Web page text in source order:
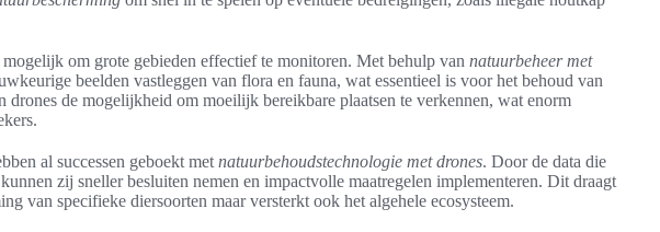
om grote gebieden effectief te monitoren. Met behulp van natuurbeheer met
beelden vastleggen van flora en fauna, wat essentieel is voor het behoud van
drones de mogelijkheid om moeilijk bereikbare plaatsen te verkennen, wat enorm
al successen geboekt met natuurbehoudstechnologie met drones. Door de data die
zij sneller besluiten nemen en impactvolle maatregelen implementeren. Dit draagt
van specifieke diersoorten maar versterkt ook het algehele ecosysteem.